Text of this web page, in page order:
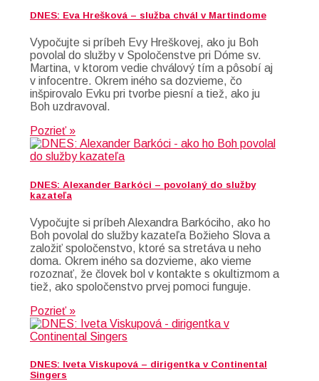
DNES: Eva Hrešková – služba chvál v Martindome
Vypočujte si príbeh Evy Hreškovej, ako ju Boh
povolal do služby v Spoločenstve pri Dóme sv.
Martina, v ktorom vedie chválový tím a pôsobí aj
v infocentre. Okrem iného sa dozvieme, čo
inšpirovalo Evku pri tvorbe piesní a tiež, ako ju
Boh uzdravoval.
Pozrieť »
DNES: Alexander Barkóci – povolaný do služby
kazateľa
Vypočujte si príbeh Alexandra Barkóciho, ako ho
Boh povolal do služby kazateľa Božieho Slova a
založiť spoločenstvo, ktoré sa stretáva u neho
doma. Okrem iného sa dozvieme, ako vieme
rozoznať, že človek bol v kontakte s okultizmom a
tiež, ako spoločenstvo prvej pomoci funguje.
Pozrieť »
DNES: Iveta Viskupová – dirigentka v Continental
Singers